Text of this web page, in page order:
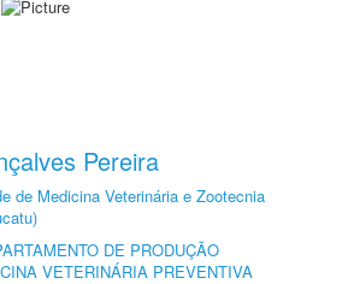
Pereira
de Medicina Veterinária e Zootecnia
DE PRODUÇÃO
VETERINÁRIA PREVENTIVA